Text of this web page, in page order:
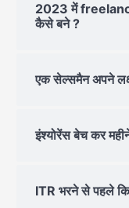
2023 में
कैसे बने ?
एक सेल्समैन अपने
इंश्योरेंस बेच कर
ITR भरने से पहले